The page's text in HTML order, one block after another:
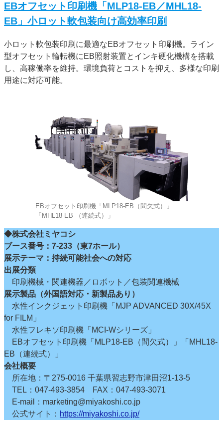
EBオフセット印刷機「MLP18-EB／MHL18-
EB」小ロット軟包装向け高効率印刷
小ロット軟包装印刷に最適なEBオフセット印刷機。ライン
型オフセット輪転機にEB照射装置とインキ硬化機構を搭載
し、高稼働率を維持。環境負荷とコストを抑え、多様な印刷
用途に対応可能。
EBオフセット印刷機「MLP18-EB（間欠式）」
「MHL18-EB （連続式）」
◆株式会社ミヤコシ
ブース番号：7-233（東7ホール）
展示テーマ：持続可能社会への対応
出展分類
印刷機械・関連機器／ロボット／包装関連機械
展示製品（外国語対応・新製品あり）
水性インクジェット印刷機「MJP ADVANCED 30X/45X
for FILM」
水性フレキソ印刷機「MCI-Wシリーズ」
EBオフセット印刷機「MLP18-EB（間欠式）」「MHL18-
EB（連続式）」
会社概要
所在地：〒275-0016 千葉県習志野市津田沼1-13-5
TEL：047-493-3854 FAX：047-493-3071
E-mail：marketing@miyakoshi.co.jp
公式サイト： https://miyakoshi.co.jp/